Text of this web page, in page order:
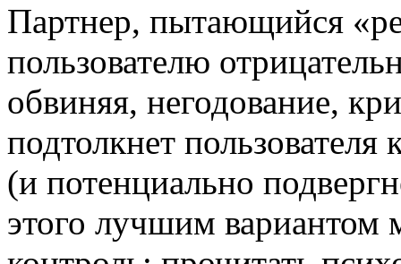
Партнер, пытающийся
пользователю
обвиняя, негодование,
подтолкнет
(и потенциально
этого лучшим вариантом